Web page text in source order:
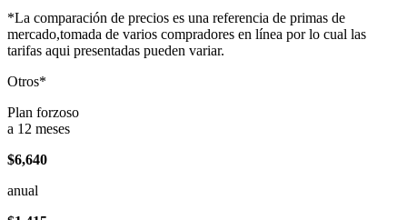
*La comparación de precios es una referencia de primas de
mercado,tomada de varios compradores en línea por lo cual las
tarifas aqui presentadas pueden variar.
Otros*
Plan forzoso
a 12 meses
$6,640
anual